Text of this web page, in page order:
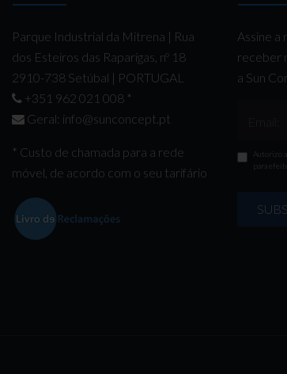
Parque Industrial da Mitrena | Rua
dos Esteiros das Raparigas, nº 18
2910-738 Setúbal | PORTUGAL
+351 962 021 008 *
Geral: info@sunconcept.pt
* Custo de chamada para a rede
móvel, de acordo com o seu tarifário
Assine a
receber
a Sun
Autorizo
para